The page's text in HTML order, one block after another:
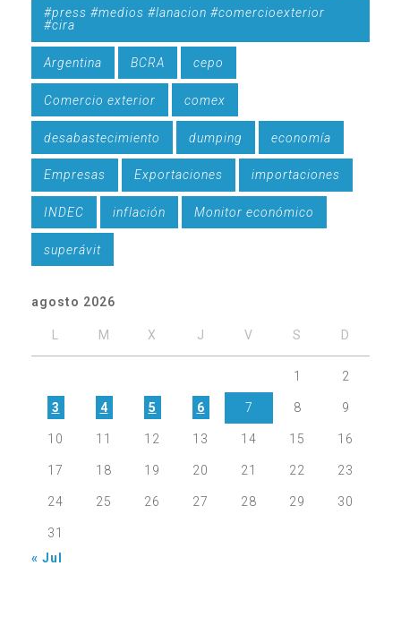
#press #medios #lanacion #comercioexterior
#cira
Argentina BCRA cepo
Comercio exterior comex
desabastecimiento dumping economía
Empresas Exportaciones importaciones
INDEC inflación Monitor económico
superávit
agosto 2026
M X J V S D
1 2
3 4 5 6 7 8 9
10 11 12 13 14 15 16
17 18 19 20 21 22 23
24 25 26 27 28 29 30
31
« Jul